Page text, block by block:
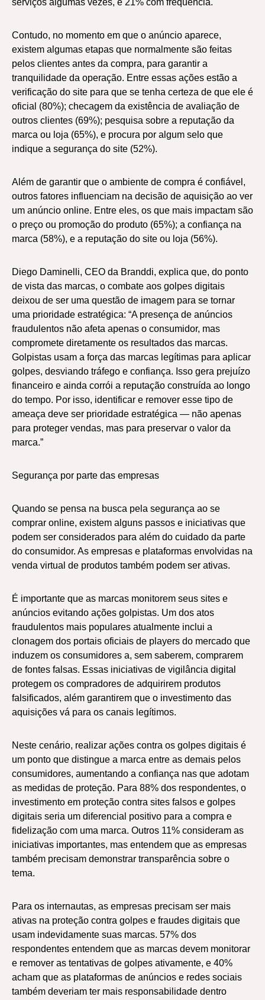
serviços algumas vezes, e 21% com frequência.
Contudo, no momento em que o anúncio aparece,
existem algumas etapas que normalmente são feitas
pelos clientes antes da compra, para garantir a
tranquilidade da operação. Entre essas ações estão a
verificação do site para que se tenha certeza de que ele é
oficial (80%); checagem da existência de avaliação de
outros clientes (69%); pesquisa sobre a reputação da
marca ou loja (65%), e procura por algum selo que
indique a segurança do site (52%).
Além de garantir que o ambiente de compra é confiável,
outros fatores influenciam na decisão de aquisição ao ver
um anúncio online. Entre eles, os que mais impactam são
o preço ou promoção do produto (65%); a confiança na
marca (58%), e a reputação do site ou loja (56%).
Diego Daminelli, CEO da Branddi, explica que, do ponto
de vista das marcas, o combate aos golpes digitais
deixou de ser uma questão de imagem para se tornar
uma prioridade estratégica: “A presença de anúncios
fraudulentos não afeta apenas o consumidor, mas
compromete diretamente os resultados das marcas.
Golpistas usam a força das marcas legítimas para aplicar
golpes, desviando tráfego e confiança. Isso gera prejuízo
financeiro e ainda corrói a reputação construída ao longo
do tempo. Por isso, identificar e remover esse tipo de
ameaça deve ser prioridade estratégica — não apenas
para proteger vendas, mas para preservar o valor da
marca.”
Segurança por parte das empresas
Quando se pensa na busca pela segurança ao se
comprar online, existem alguns passos e iniciativas que
podem ser considerados para além do cuidado da parte
do consumidor. As empresas e plataformas envolvidas na
venda virtual de produtos também podem ser ativas.
É importante que as marcas monitorem seus sites e
anúncios evitando ações golpistas. Um dos atos
fraudulentos mais populares atualmente inclui a
clonagem dos portais oficiais de players do mercado que
induzem os consumidores a, sem saberem, comprarem
de fontes falsas. Essas iniciativas de vigilância digital
protegem os compradores de adquirirem produtos
falsificados, além garantirem que o investimento das
aquisições vá para os canais legítimos.
Neste cenário, realizar ações contra os golpes digitais é
um ponto que distingue a marca entre as demais pelos
consumidores, aumentando a confiança nas que adotam
as medidas de proteção. Para 88% dos respondentes, o
investimento em proteção contra sites falsos e golpes
digitais seria um diferencial positivo para a compra e
fidelização com uma marca. Outros 11% consideram as
iniciativas importantes, mas entendem que as empresas
também precisam demonstrar transparência sobre o
tema.
Para os internautas, as empresas precisam ser mais
ativas na proteção contra golpes e fraudes digitais que
usam indevidamente suas marcas. 57% dos
respondentes entendem que as marcas devem monitorar
e remover as tentativas de golpes ativamente, e 40%
acham que as plataformas de anúncios e redes sociais
também deveriam ter mais responsabilidade dentro